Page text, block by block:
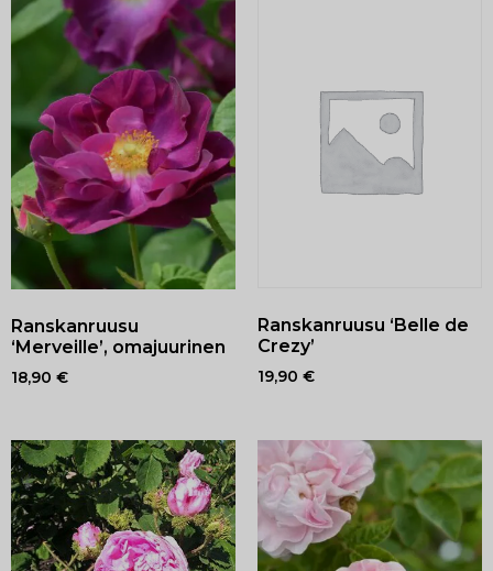
Ranskanruusu
‘Merveille’, omajuurinen
18,90 €
Ranskanruusu ‘Belle de
Crezy’
19,90 €